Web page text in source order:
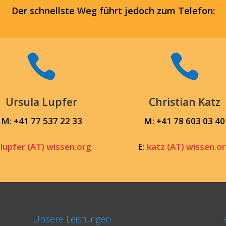
Der schnellste Weg führt jedoch zum Telefon:

Ursula Lupfer
M: +41 77 537 22 33
lupfer (AT) wissen.org

Christian Katz
M: +41 78 603 03 40
E: katz (AT)
Unsere Leistungen